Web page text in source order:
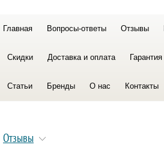
Главная Вопросы-ответы Отзывы
Скидки Доставка и оплата Гарантия
Статьи Бренды О нас Контакты
Отзывы